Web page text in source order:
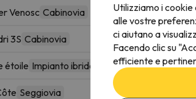
Venosc Cabinovia
3S Cabinovia
étoile Impianto ibrido
Seggiovia
Utilizziamo i
alle vostre
ci aiutano a
Facendo clic su
efficiente e